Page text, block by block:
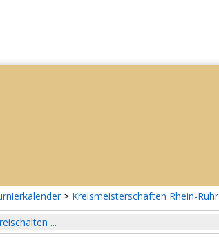
> Kreismeisterschaften Rhein-Ruhr
...